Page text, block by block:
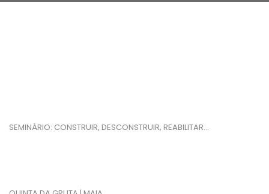
SEMINÁRIO: CONSTRUIR, DESCONSTRUIR, REABILITAR…